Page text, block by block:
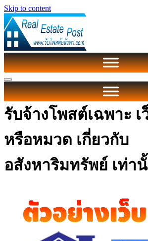
Skip to content
รับจ้างโพสต์เฉพาะ เ
หรือหมวด เกี่ยวกับ
อสังหาริมทรัพย์ เท่า